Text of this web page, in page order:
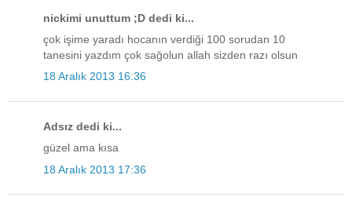
nickimi unuttum ;D dedi ki...
çok işime yaradı hocanın verdiği 100 sorudan 10
tanesini yazdım çok sağolun allah sizden razı olsun
18 Aralık 2013 16:36
Adsız dedi ki...
güzel ama kısa
18 Aralık 2013 17:36